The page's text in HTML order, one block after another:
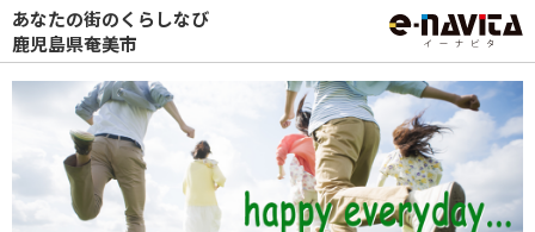
あなたの街のくらしなび
鹿児島県奄美市